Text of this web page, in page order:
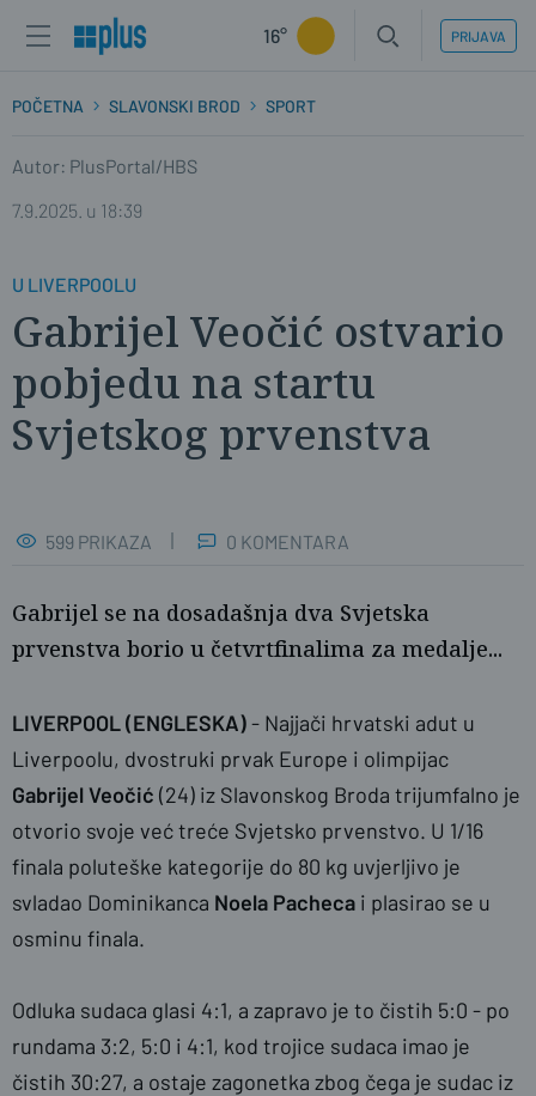
16° PRIJAVA
POČETNA SLAVONSKI BROD SPORT
Autor: PlusPortal/HBS
7.9.2025. u 18:39
U LIVERPOOLU
Gabrijel Veočić ostvario
pobjedu na startu
Svjetskog prvenstva
Gabrijel Veočić na SP u Liverpoolu 2025. Foto: HBS/PLUS
599 PRIKAZA 0 KOMENTARA
Gabrijel se na dosadašnja dva Svjetska
prvenstva borio u četvrtfinalima za medalje...
LIVERPOOL (ENGLESKA)- Najjači hrvatski adut u
Liverpoolu, dvostruki prvak Europe i olimpijac
Gabrijel Veočić (24) iz Slavonskog Broda trijumfalno je
otvorio svoje već treće Svjetsko prvenstvo. U 1/16
finala poluteške kategorije do 80 kg uvjerljivo je
svladao Dominikanca Noela Pacheca i plasirao se u
osminu finala.
Odluka sudaca glasi 4:1, a zapravo je to čistih 5:0 - po
rundama 3:2, 5:0 i 4:1, kod trojice sudaca imao je
čistih 30:27, a ostaje zagonetka zbog čega je sudac iz